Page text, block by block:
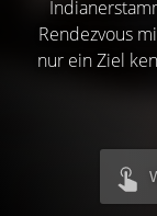
Rendezvous
nur ein Ziel